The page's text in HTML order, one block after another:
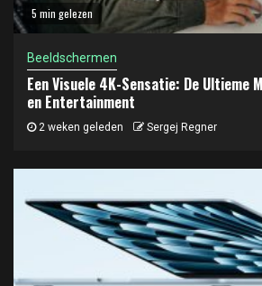
5 min gelezen
Beeldschermen
Een Visuele 4K-Sensatie: De Ultieme
en Entertainment
2 weken geleden Sergej Regner